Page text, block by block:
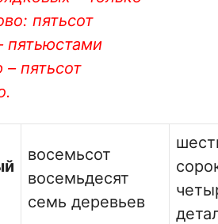
пятьсот
пятьюстами
пятьсот
восемьсот
восемьдесят
семь деревьев